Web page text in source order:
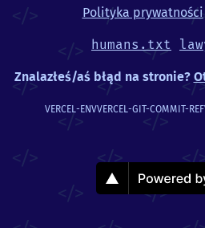
Polityka prywatności
humans.txt
Znalazłeś/aś błąd na stronie?
VERCEL-ENVVERCEL-GIT-COMMIT-REF